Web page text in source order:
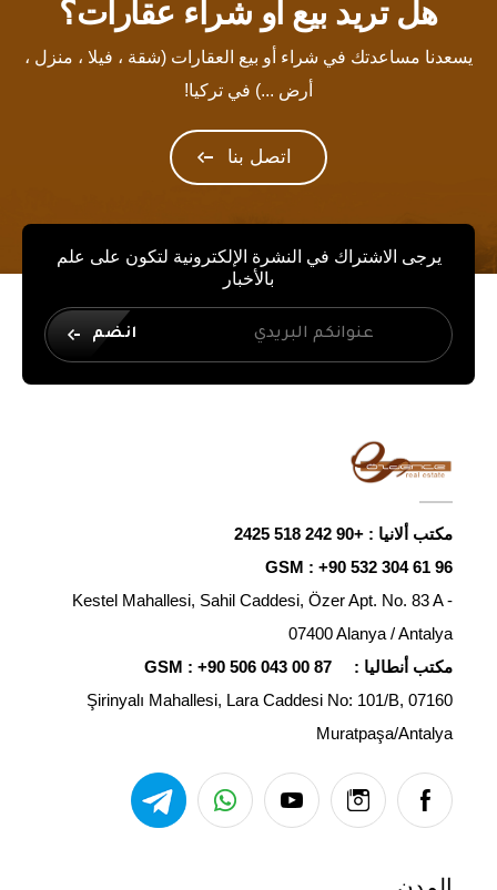
هل تريد بيع او شراء عقارات؟
يسعدنا مساعدتك في شراء أو بيع العقارات (شقة ، فيلا ، منزل ،
أرض ...) في تركيا!
اتصل بنا
يرجى الاشتراك في النشرة الإلكترونية لتكون على علم
بالأخبار
انضم
مكتب ألانيا : +90 242 518 2425
GSM : +90 532 304 61 96
Kestel Mahallesi, Sahil Caddesi, Özer Apt. No. 83 A -
07400 Alanya / Antalya
مكتب أنطاليا :
GSM : +90 506 043 00 87
Şirinyalı Mahallesi, Lara Caddesi No: 101/B, 07160
Muratpaşa/Antalya